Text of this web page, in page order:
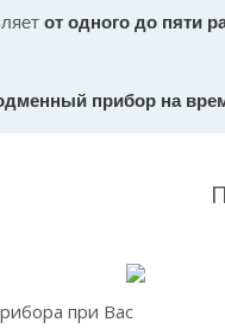
от одного до пяти
прибор на
при Вас